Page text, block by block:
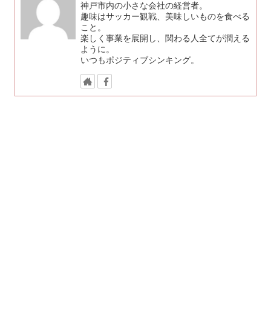
神戸市内の小さな会社の経営者。
趣味はサッカー観戦、美味しいものを食べる
こと。
楽しく事業を展開し、関わる人全てが潤える
ように。
いつもポジティブシンキング。